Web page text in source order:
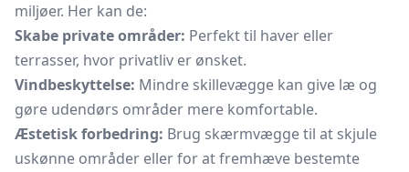
miljøer. Her kan de:
Skabe private områder: Perfekt til haver eller
terrasser, hvor privatliv er ønsket.
Vindbeskyttelse: Mindre skillevægge kan give læ og
gøre udendørs områder mere komfortable.
Æstetisk forbedring: Brug skærmvægge til at skjule
uskønne områder eller for at fremhæve bestemte